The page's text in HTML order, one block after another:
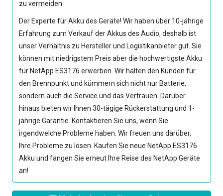
zu vermeiden.
Der Experte für Akku des Geräte! Wir haben über 10-jährige
Erfahrung zum Verkauf der Akkus des Audio, deshalb ist
unser Verhältnis zu Hersteller und Logistikanbieter gut. Sie
können mit niedrigstem Preis aber die hochwertigsteAkku
für NetApp ES3176 erwerben. Wir halten den Kunden für
den Brennpunkt und kümmern sich nicht nur Batterie,
sondern auch die Service und das Vertrauen. Darüber
hinaus bieten wir Ihnen 30-tägige Rückerstattung und 1-
jährige Garantie. Kontaktieren Sie uns, wenn Sie
irgendwelche Probleme haben. Wir freuen uns darüber,
Ihre Probleme zu lösen. Kaufen Sie neue NetApp ES3176
Akku und fangen Sie erneut Ihre Reise des NetApp Geräte
an!